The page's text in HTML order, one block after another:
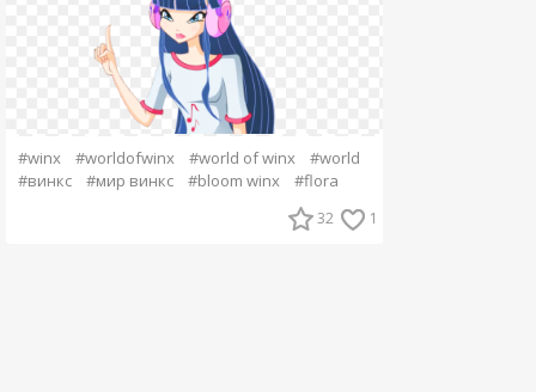
#winx #worldofwinx #world of winx
#world
#винкс
#мир винкс #bloom winx #flora
32 1